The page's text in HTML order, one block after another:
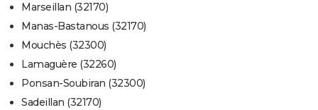
Marseillan (32170)
Manas-Bastanous (32170)
Mouchès (32300)
Lamaguère (32260)
Ponsan-Soubiran (32300)
Sadeillan (32170)